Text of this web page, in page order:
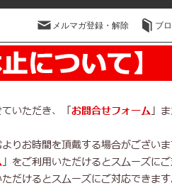
メルマガ登録・解除 ブ